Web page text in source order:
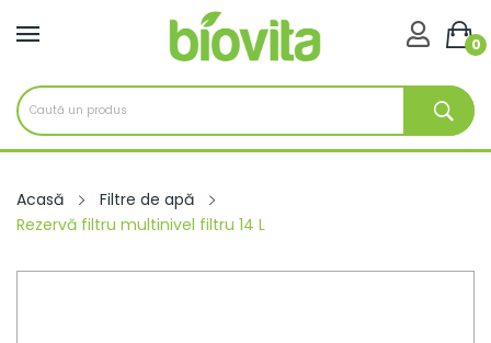
0

Acasă
Filtre de apă
Rezervă filtru multinivel filtru 14 L